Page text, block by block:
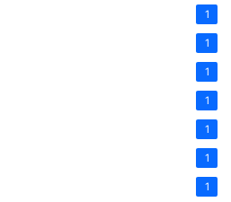
1
1
1
1
1
1
1